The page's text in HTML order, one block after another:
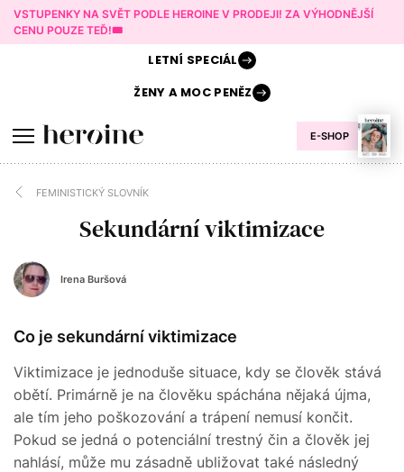
VSTUPENKY NA SVĚT PODLE HEROINE V PRODEJI! ZA VÝHODNĚJŠÍ
CENU POUZE TEĎ!🎟️
E-SHOP
LETNÍ SPECIÁL
ŽENY AMOC PENĚZ
FEMINISTICKÝ SLOVNÍK
Sekundární viktimizace
Irena Buršová
Co je sekundární viktimizace
Viktimizace je jednoduše situace, kdy se člověk stává
obětí. Primárně je na člověku spáchána nějaká újma,
ale tím jeho poškozování a trápení nemusí končit.
Pokud se jedná o potenciální trestný čin a člověk jej
nahlásí, může mu zásadně ubližovat také následný